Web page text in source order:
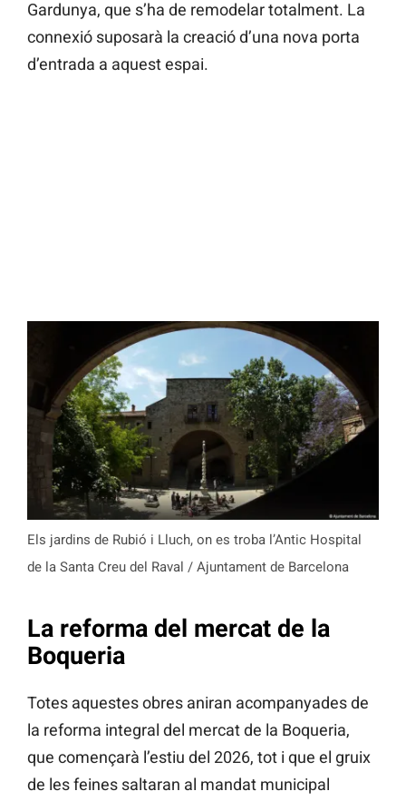
Gardunya, que s’ha de remodelar totalment. La
connexió suposarà la creació d’una nova porta
d’entrada a aquest espai.
Els jardins de Rubió i Lluch, on es troba l’Antic Hospital
de la Santa Creu del Raval / Ajuntament de Barcelona
La reforma del mercat de la
Boqueria
Totes aquestes obres aniran acompanyades de
la reforma integral del mercat de la Boqueria,
que començarà l’estiu del 2026, tot i que el gruix
de les feines saltaran al mandat municipal